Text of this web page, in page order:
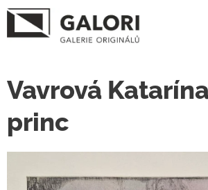
Vavrová
princ